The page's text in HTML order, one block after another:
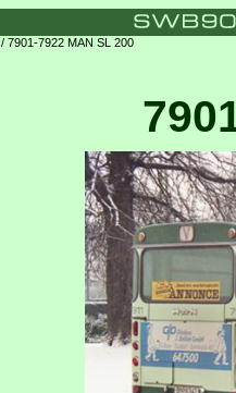
/ 7901-7922 MAN SL 200